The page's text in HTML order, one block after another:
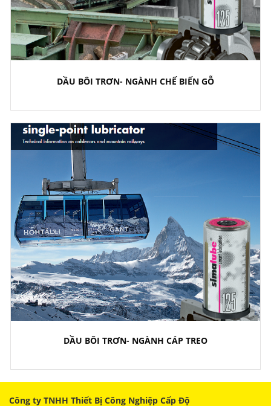
DẦU BÔI TRƠN- NGÀNH CHẾ BIẾN GỖ
DẦU BÔI TRƠN- NGÀNH CÁP TREO
Công ty TNHH Thiết Bị Công Nghiệp Cấp Độ